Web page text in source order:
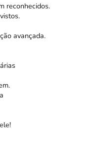
reconhecidos.
avançada.